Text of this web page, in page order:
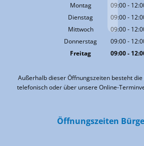
Montag 09:00-
Dienstag 09:00-
Mittwoch 09:00-
Donnerstag 09:00-
Freitag 09:00-
Außerhalb dieser Öffnungszeiten besteht
telefonisch oder über unsere Online-
Öffnungszeiten